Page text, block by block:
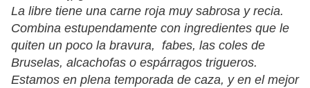
La libre tiene una carne roja muy sabrosa y recia.
Combina estupendamente con ingredientes que le
quiten un poco la bravura, fabes, las coles de
Bruselas, alcachofas o espárragos trigueros.
Estamos en plena temporada de caza, y en el mejor